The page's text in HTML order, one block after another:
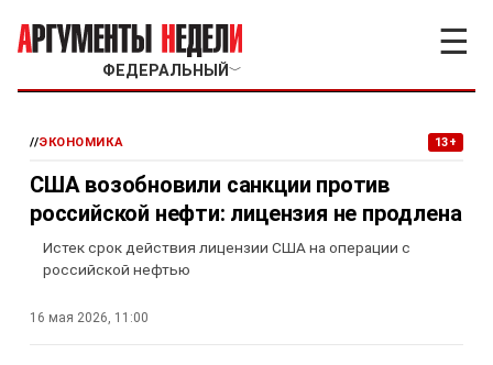
ФЕДЕРАЛЬНЫЙ ﹀
☰
//ЭКОНОМИКА 13+
США возобновили санкции против
российской нефти: лицензия не продлена
Истек срок действия лицензии США на операции с
российской нефтью
16 мая 2026, 11:00